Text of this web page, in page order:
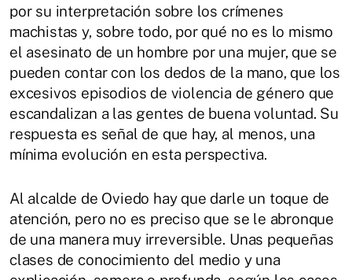
por su interpretación sobre los crímenes
machistas y, sobre todo, por qué no es lo mismo
el asesinato de un hombre por una mujer, que se
pueden contar con los dedos de la mano, que los
excesivos episodios de violencia de género que
escandalizan a las gentes de buena voluntad. Su
respuesta es señal de que hay, al menos, una
mínima evolución en esta perspectiva.
Al alcalde de Oviedo hay que darle un toque de
atención, pero no es preciso que se le abronque
de una manera muy irreversible. Unas pequeñas
clases de conocimiento del medio y una